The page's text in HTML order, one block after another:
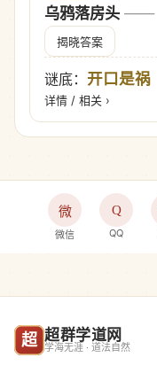
乌鸦落房头 ——
揭晓答案
谜底： 开口是祸
详情 / 相关 ›
微
微信
Q
QQ
超 超群学道网
学海无涯 · 道法自然